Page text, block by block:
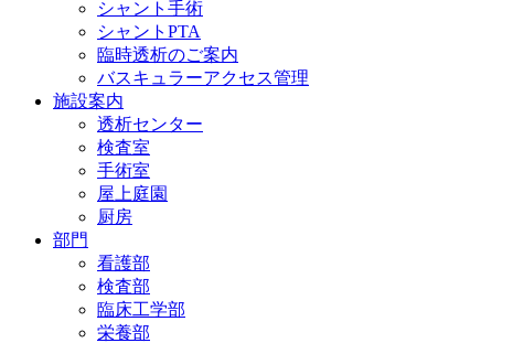
シャント手術
シャントPTA
臨時透析のご案内
バスキュラーアクセス管理
施設案内
透析センター
検査室
手術室
屋上庭園
厨房
部門
看護部
検査部
臨床工学部
栄養部